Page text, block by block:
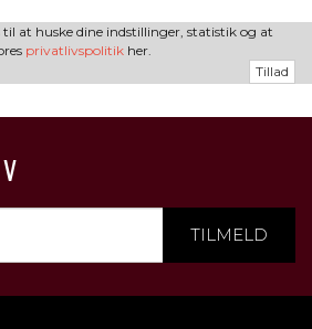
til at huske dine indstillinger, statistik og at
privatlivspolitik her.
Tillad
TILMELD